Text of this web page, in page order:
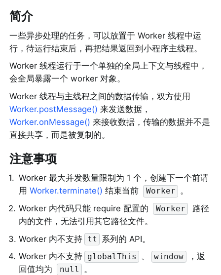
简介
一些异步处理的任务，可以放置于 Worker 线程中运
行，待运行结束后，再把结果返回到小程序主线程。
Worker 线程运行于一个单独的全局上下文与线程中，
会全局暴露一个 worker 对象。
Worker.postMessage() 来发送数据，
Worker.onMessage() 来接收数据，传输的数据并不是
直接共享，而是被复制的。
注意事项
1. Worker 最大并发数量限制为 1 个，创建下一个前请
用 Worker.terminate() 结束当前 Worker
。
2. Worker 内代码只能 require 配置的 Worker
路径
内的文件，无法引用其它路径文件。
3. Worker 内不支持 tt
系列的 API。
4. Worker 内不支持 globalThis 、 window
，返
回值均为
null
。